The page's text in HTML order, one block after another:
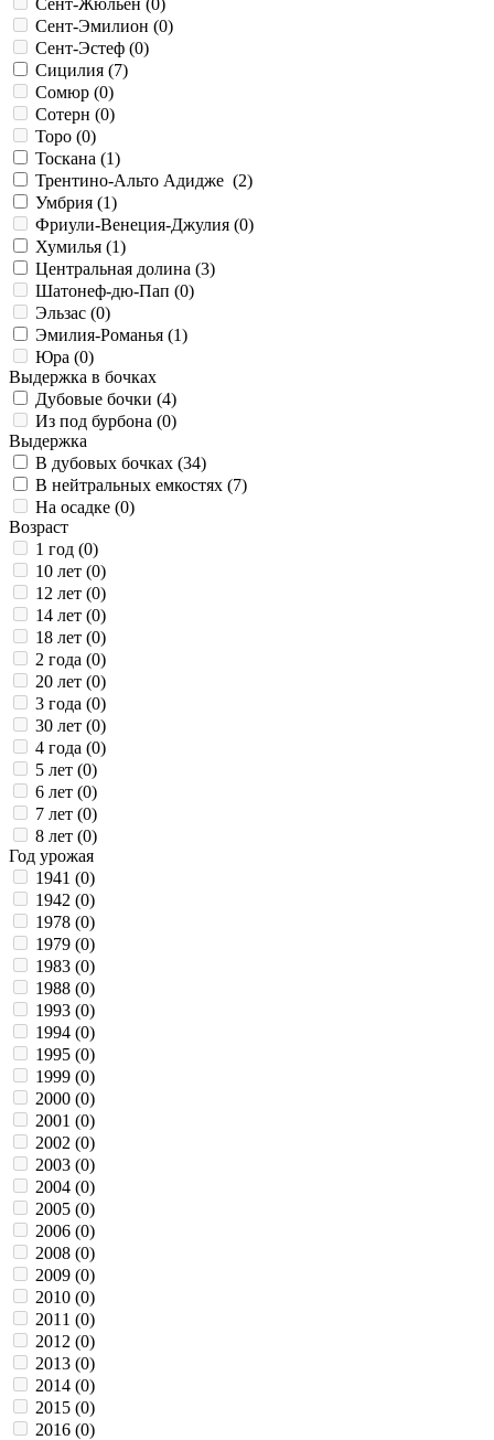
Сент-Эмилион (0)
Сент-Эстеф (0)
Сицилия (7)
Сомюр (0)
Сотерн (0)
Торо (0)
Тоскана (1)
Трентино-Альто Адидже (2)
Умбрия (1)
Фриули-Венеция-Джулия (0)
Хумилья (1)
Центральная долина (3)
Шатонеф-дю-Пап (0)
Эльзас (0)
Эмилия-Романья (1)
Юра (0)
Выдержка в бочках
Дубовые бочки (4)
Из под бурбона (0)
Выдержка
В дубовых бочках (34)
В нейтральных емкостях (7)
На осадке (0)
Возраст
1 год (0)
10 лет (0)
12 лет (0)
14 лет (0)
18 лет (0)
2 года (0)
20 лет (0)
3 года (0)
30 лет (0)
4 года (0)
5 лет (0)
6 лет (0)
7 лет (0)
8 лет (0)
Год урожая
1941 (0)
1942 (0)
1978 (0)
1979 (0)
1983 (0)
1988 (0)
1993 (0)
1994 (0)
1995 (0)
1999 (0)
2000 (0)
2001 (0)
2002 (0)
2003 (0)
2004 (0)
2005 (0)
2006 (0)
2008 (0)
2009 (0)
2010 (0)
2011 (0)
2012 (0)
2013 (0)
2014 (0)
2015 (0)
2016 (0)